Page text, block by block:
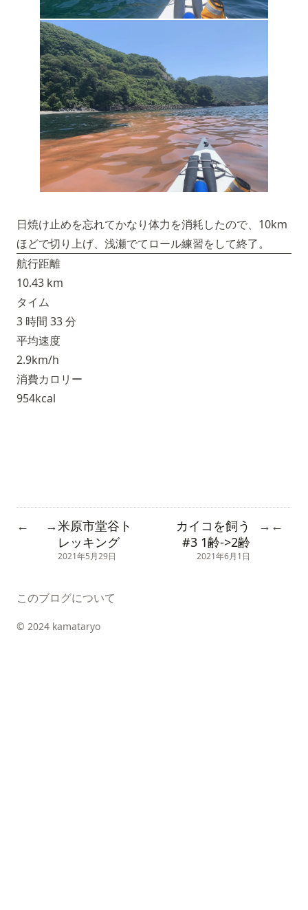
日焼け止めを忘れてかなり体力を消耗したので、10km
ほどで切り上げ、浅瀬でてロール練習をして終了。
航行距離
10.43 km
タイム
3 時間 33 分
平均速度
2.9km/h
消費カロリー
954kcal
← →米原市堂谷ト
レッキング
2021年5月29日
カイコを飼う
#3 1齢->2齢
2021年6月1日
→ ←
このブログについて
© 2024 kamataryo